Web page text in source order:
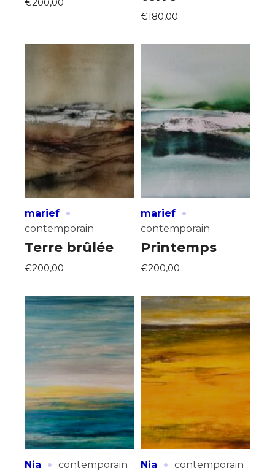
€180,00
marief ·
contemporain
Terre brûlée
€200,00
marief ·
contemporain
Printemps
€200,00
Nia · contemporain Nia · contemporain